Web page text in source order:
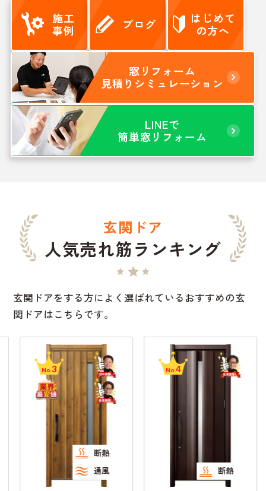
施工
事例
ブログ
はじめて
の方へ
窓リフォーム
見積りシミュレーション
LINEで
簡単窓リフォーム
玄関ドア
人気売れ筋ランキング
玄関ドアをする方によく選ばれているおすすめの玄
関ドアはこちらです。
No.3
断熱
通風
No.4
断熱